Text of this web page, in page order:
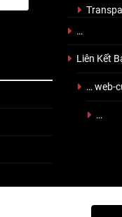
…
Liên Kết
… web-
…